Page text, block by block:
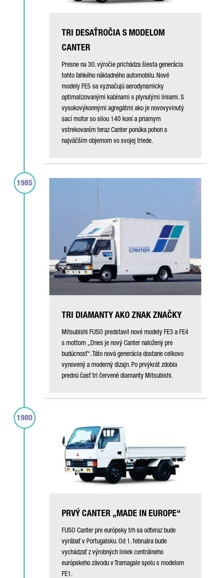
TRI DESAŤROČIA S MODELOM
CANTER
Presne na 30. výročie prichádza šiesta generácia
tohto ľahkého nákladného automobilu. Nové
modely FE5 sa vyznačujú aerodynamicky
optimalizovanými kabínami s plynulými líniami. S
vysokovýkonnými agregátmi ako je novovyvinutý
sací motor so silou 140 koní a priamym
vstrekovaním teraz Canter ponúka pohon s
najväčším objemom vo svojej triede.
TRI DIAMANTY AKO ZNAK ZNAČKY
Mitsubishi FUSO predstavil nové modely FE3 a FE4
s mottom „Dnes je nový Canter naložený pre
budúcnosť“. Táto nová generácia dostane celkovo
vynovený a moderný dizajn. Po prvýkrát zdobia
prednú časť tri červené diamanty Mitsubishi.
1985
PRVÝ CANTER „MADE IN EUROPE“
FUSO Canter pre európsky trh sa odteraz bude
vyrábať v Portugalsku. Od 1. februára bude
vychádzať z výrobných liniek centrálneho
európskeho závodu v Tramagale spolu s modelom
FE1.
1980